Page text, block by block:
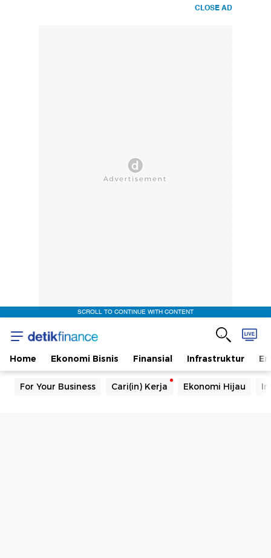
CLOSE AD
SCROLL TO CONTINUE WITH CONTENT
Home Ekonomi Bisnis Finansial Infrastruktur
For Your Business Cari(in) Kerja Ekonomi Hijau